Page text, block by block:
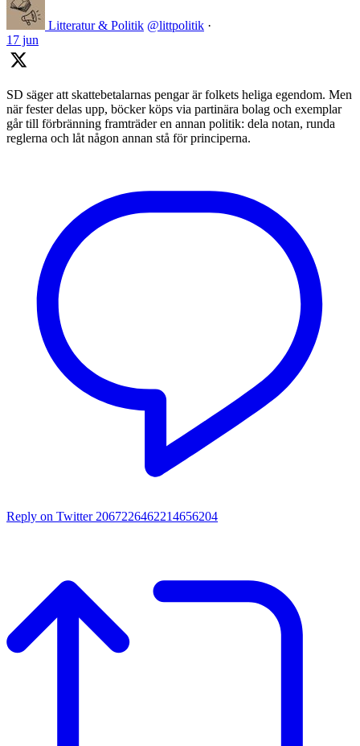
Litteratur & Politik @littpolitik ·
17 jun
SD säger att skattebetalarnas pengar är folkets heliga egendom. Men
när fester delas upp, böcker köps via partinära bolag och exemplar
går till förbränning framträder en annan politik: dela notan, runda
reglerna och låt någon annan stå för principerna.
Reply on Twitter 2067226462214656204